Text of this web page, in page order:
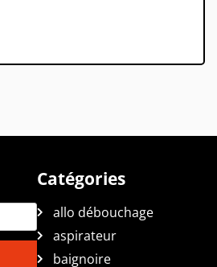
Catégories
allo débouchage
aspirateur
baignoire